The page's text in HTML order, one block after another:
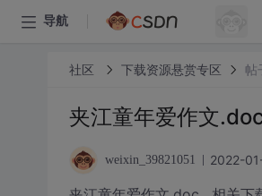
导航
社区 下载资源悬赏专区 帖
夹江童年爱作文
weixin_39821051 2022-